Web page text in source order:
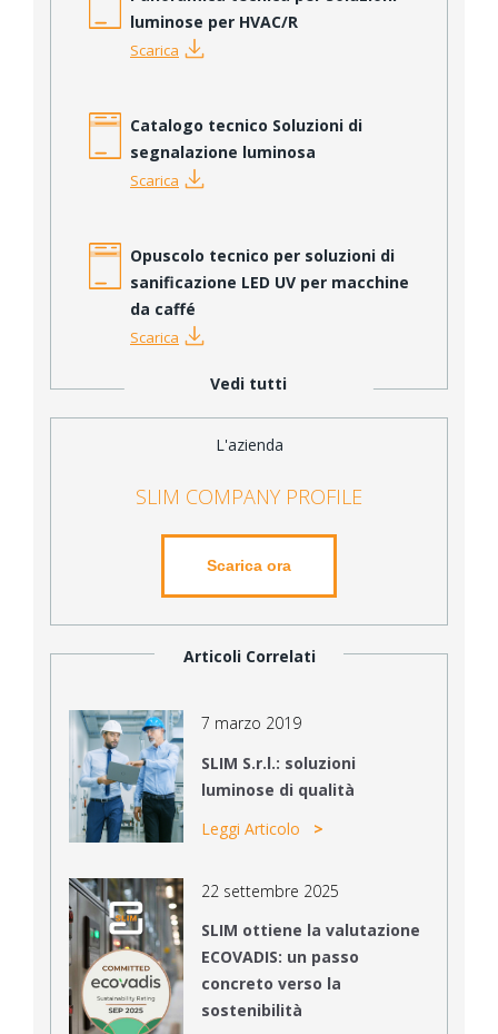
Vedi tutti
luminose per HVAC/R
Scarica
Catalogo tecnico Soluzioni di
segnalazione luminosa
Scarica
Opuscolo tecnico per soluzioni di
sanificazione LED UV per macchine
da caffé
Scarica
L'azienda
SLIM COMPANY PROFILE
Scarica ora
Articoli Correlati
7 marzo 2019
SLIM S.r.l.: soluzioni
luminose di qualità
Leggi Articolo
22 settembre 2025
SLIM ottiene la valutazione
ECOVADIS: un passo
concreto verso la
sostenibilità